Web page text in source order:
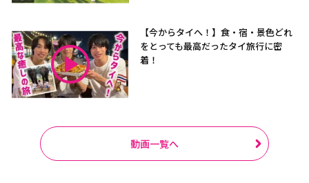
【今からタイへ！】食・宿・景色どれ
をとっても最高だったタイ旅行に密
着！
動画一覧へ